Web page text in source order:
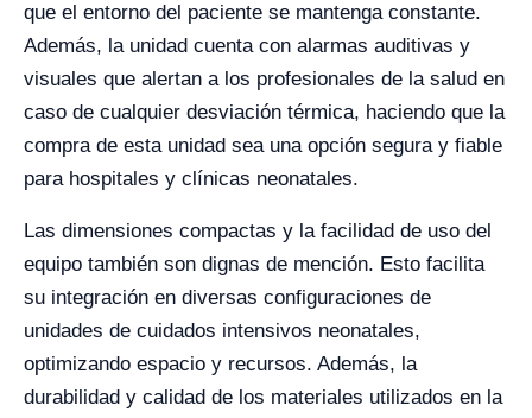
que el entorno del paciente se mantenga constante.
Además, la unidad cuenta con alarmas auditivas y
visuales que alertan a los profesionales de la salud en
caso de cualquier desviación térmica, haciendo que la
compra de esta unidad sea una opción segura y fiable
para hospitales y clínicas neonatales.
Las dimensiones compactas y la facilidad de uso del
equipo también son dignas de mención. Esto facilita
su integración en diversas configuraciones de
unidades de cuidados intensivos neonatales,
optimizando espacio y recursos. Además, la
durabilidad y calidad de los materiales utilizados en la